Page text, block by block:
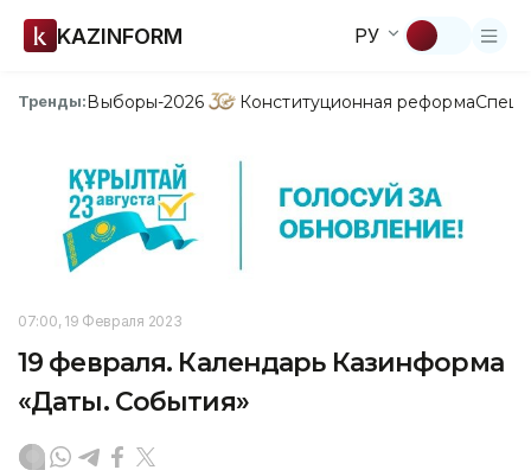
KAZINFORM РУ
Тренды:Выборы-2026 Конституционная реформа
07:00, 19 Февраля 2023
19 февраля. Календарь Казинформа
«Даты. События»